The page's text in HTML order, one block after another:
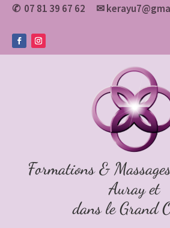
✆ 07 81 39 67 62 ✉
Formations &
Auray et
dans le Grand